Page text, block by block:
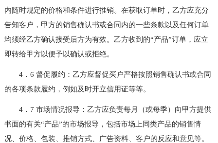
内随时规定的价格和条件进行推销。在获取订单时，乙方应充分
告知客户，甲方的销售确认书或合同内的一些条款以及任何订单
均须经乙方确认接受后方为有效。乙方收到的“产品”订单，应立
即转给甲方以便予以确认或拒绝。
4．6 督促履约：乙方应督促买户严格按照销售确认书或合同
的各项条款履约，例如及时开立信用证等等。
4．7 市场情况报导：乙方应负责每月（或每季）向甲方提供
书面的有关“产品”的市场报导，包括市场上同类产品的销售情
况、价格、包装、推销方式、广告资料、客户的反应和意见等。